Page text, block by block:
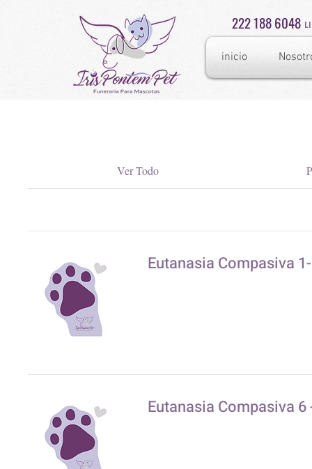
222 188 6048
inicio
Ver Todo
Eutanasia Compasiva
Eutanasia Compasiva 6